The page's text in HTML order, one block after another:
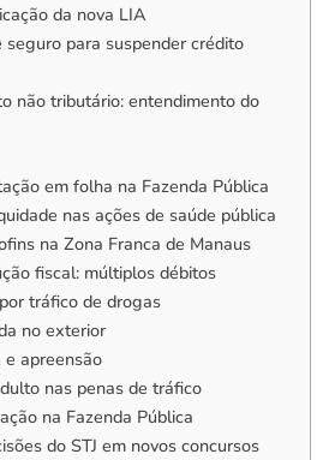
da nova LIA
seguro para suspender crédito
não tributário: entendimento do
em folha na Fazenda Pública
nas ações de saúde pública
na Zona Franca de Manaus
fiscal: múltiplos débitos
tráfico de drogas
no exterior
e apreensão
nas penas de tráfico
na Fazenda Pública
do STJ em novos concursos